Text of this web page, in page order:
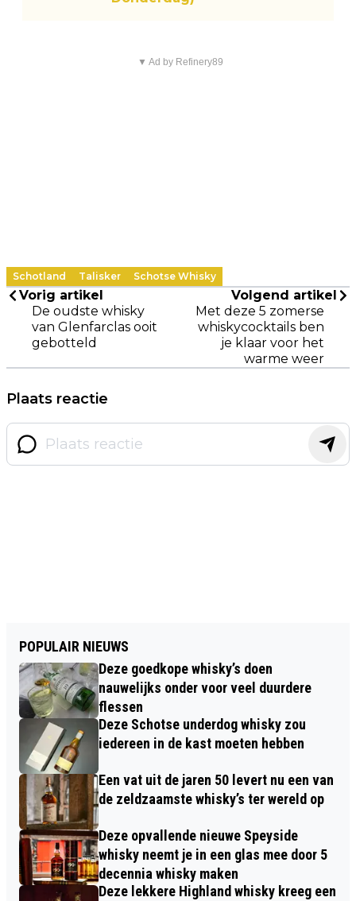
▼ Ad by Refinery89
Schotland Talisker Schotse Whisky
Vorig artikel
De oudste whisky
van Glenfarclas ooit
gebotteld
Volgend artikel
Met deze 5 zomerse
whiskycocktails ben
je klaar voor het
warme weer
Plaats reactie
POPULAIR NIEUWS
Deze goedkope whisky’s doen
nauwelijks onder voor veel duurdere
flessen
Deze Schotse underdog whisky zou
iedereen in de kast moeten hebben
Een vat uit de jaren 50 levert nu een van
de zeldzaamste whisky’s ter wereld op
Deze opvallende nieuwe Speyside
whisky neemt je in een glas mee door 5
decennia whisky maken
Deze lekkere Highland whisky kreeg een